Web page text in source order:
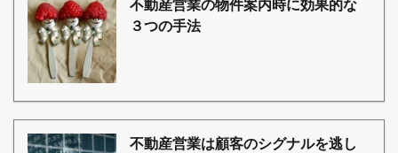
不動産営業の物件案内時に効果的な
３つの手法
不動産営業は顧客のシグナルを逃し